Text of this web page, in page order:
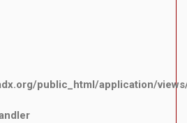
public_html/application/